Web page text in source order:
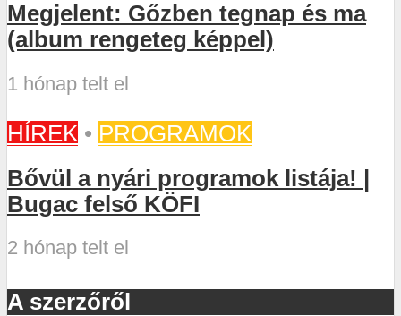
Megjelent: Gőzben tegnap és ma
(album rengeteg képpel)
1 hónap telt el
HÍREK • PROGRAMOK
Bővül a nyári programok listája! |
Bugac felső KÖFI
2 hónap telt el
A szerzőről